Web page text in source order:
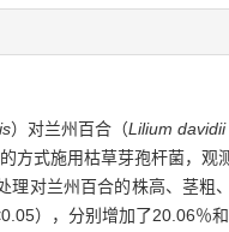
）对兰州百合（Lilium davidii
方式施用枯草芽孢杆菌，
理对兰州百合的株高、茎
），分别增加了20.06％